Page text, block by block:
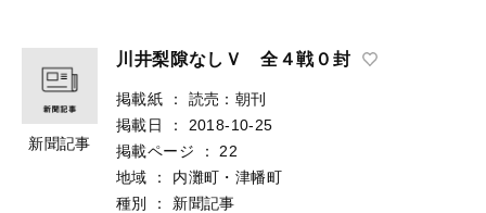
新聞記事
川井梨隙なしＶ 全４戦０封
掲載紙 ：
読売：朝刊
掲載日
：
2018-10-25
掲載ページ
：
22
地域
：
内灘町・津幡町
種別
： 新聞記事